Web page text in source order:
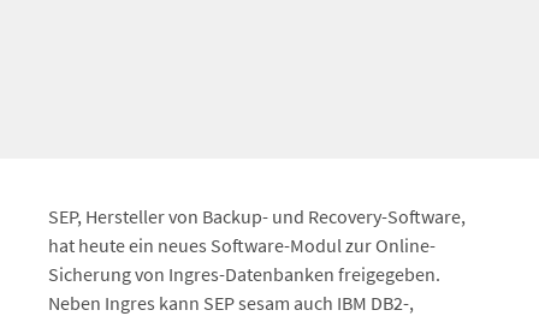
SEP, Hersteller von Backup- und Recovery-Software,
hat heute ein neues Software-Modul zur Online-
Sicherung von Ingres-Datenbanken freigegeben.
Neben Ingres kann SEP sesam auch IBM DB2-,